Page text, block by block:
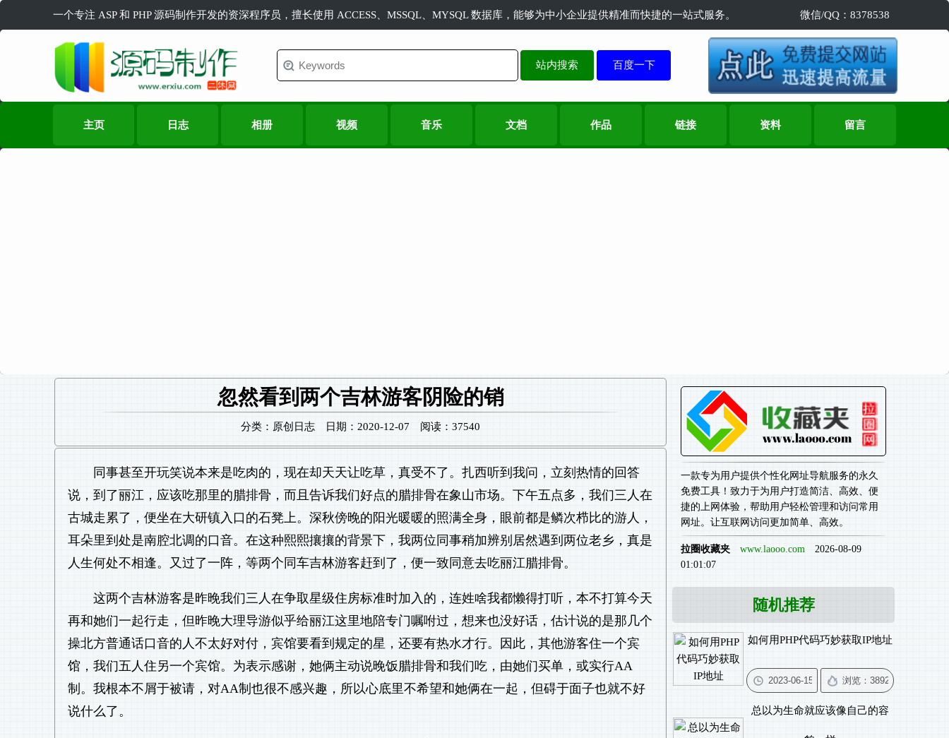
一个专注 ASP 和 PHP 源码制作开发的资深程序员，擅长使用 ACCESS、MSSQL、MYSQL 数据库，能够为中小企业提供精准而快捷的一站式服务。 微信/QQ：8378538
站内搜索
主页 日志 相册 视频 音乐 文档 作品 链接 资料 留言
忽然看到两个吉林游客阴险的销
分类：原创日志 日期：2020-12-07 阅读：37540
同事甚至开玩笑说本来是吃肉的，现在却天天让吃草，真受不了。扎西听到我问，立刻热情的回答
说，到了丽江，应该吃那里的腊排骨，而且告诉我们好点的腊排骨在象山市场。下午五点多，我们三人在
古城走累了，便坐在大研镇入口的石凳上。深秋傍晚的阳光暖暖的照满全身，眼前都是鳞次栉比的游人，
耳朵里到处是南腔北调的口音。在这种熙熙攘攘的背景下，我两位同事稍加辨别居然遇到两位老乡，真是
人生何处不相逢。又过了一阵，等两个同车吉林游客赶到了，便一致同意去吃丽江腊排骨。
这两个吉林游客是昨晚我们三人在争取星级住房标准时加入的，连姓啥我都懒得打听，本不打算今天
再和她们一起行走，但昨晚大理导游似乎给丽江这里地陪专门嘱咐过，想来也没好话，估计说的是那几个
操北方普通话口音的人不太好对付，宾馆要看到规定的星，还要有热水才行。因此，其他游客住一个宾
馆，我们五人住另一个宾馆。为表示感谢，她俩主动说晚饭腊排骨和我们吃，由她们买单，或实行AA
制。我根本不屑于被请，对AA制也很不感兴趣，所以心底里不希望和她俩在一起，但碍于面子也就不好
说什么了。
一款专为用户提供个性化网址导航服务的永久
免费工具！致力于为用户打造简洁、高效、便
捷的上网体验，帮助用户轻松管理和访问常用
网址。让互联网访问更加简单、高效。
拉圈收藏夹 www.laooo.com 2026-08-09
01:01:07
随机推荐
如何用PHP代码巧妙获取IP地址
总以为生命就应该像自己的容